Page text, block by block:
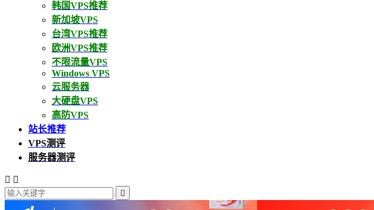
韩国VPS推荐
新加坡VPS
台湾VPS推荐
欧洲VPS推荐
不限流量VPS
Windows VPS
云服务器
大硬盘VPS
高防VPS
站长推荐
VPS测评
服务器测评
 
